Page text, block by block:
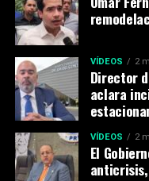
VÍDEOS 2
Director
aclara
VÍDEOS 2
El
anticrisis,